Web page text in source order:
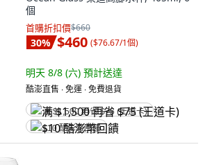
個
首購折扣價$660
30% $460 ($76.67/1個)
明天 8/8 (六) 預計送達
酷澎直售 ∙ 免運 ∙ 免費退貨
满 $1,500 再省 $75 (王道卡)
$10 酷澎幣回饋